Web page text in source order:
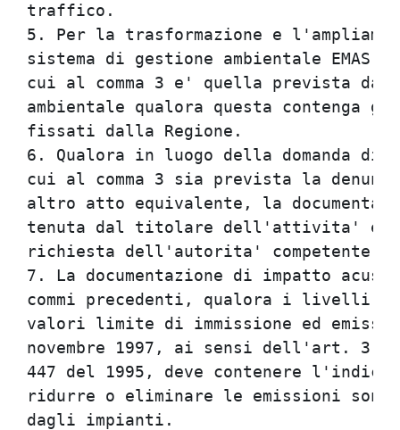
5. Per la trasformazione e
sistema di gestione ambientale
cui al comma 3 e' quella
ambientale qualora questa
fissati
6. Qualora in luogo della
cui al comma 3 sia prevista
altro atto equivalente, la
tenuta dal titolare
richiesta
7. La documentazione di
commi precedenti, qualora i
valori limite di immissione
novembre 1997, ai sensi
447 del 1995, deve contenere
ridurre o eliminare le
dagli